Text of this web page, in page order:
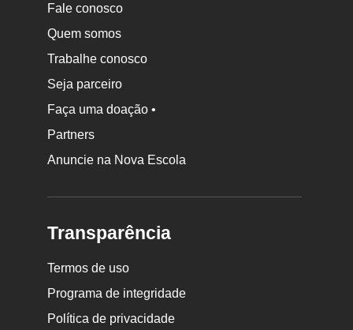
Fale conosco
Quem somos
Trabalhe conosco
Seja parceiro
Faça uma doação •
Partners
Anuncie na Nova Escola
Transparência
Termos de uso
Programa de integridade
Política de privacidade